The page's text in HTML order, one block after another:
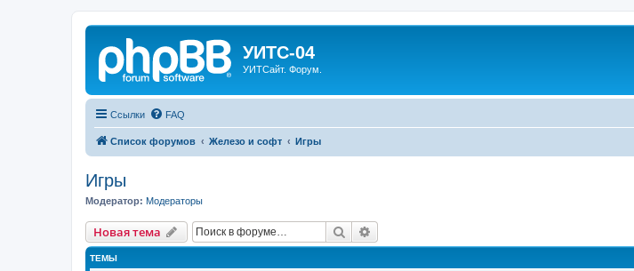
УИТС-04
УИТСайт. Форум.
Ссылки FAQ
Список форумов Железо и софт Игры
Игры
Модератор: Модераторы
Новая тема Поиск
ТЕМЫ